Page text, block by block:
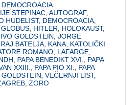
DEMOCROACIA
STEPINAC ,AUTOGRAF,
HUDELIST, DEMOCROACIA
,GLOBUS HITLER HOLOKAUST,
IVO GOLDSTEIN ,JORGE
BATELJA KANA KATOLIČKI
ROMANO LAFARGE
PAPA BENEDIKT XVI.
PAPA
XXIII. PAPA PIO XI.
PAPA
GOLDSTEIN ,VEČERNJI LIST,
,ZORO